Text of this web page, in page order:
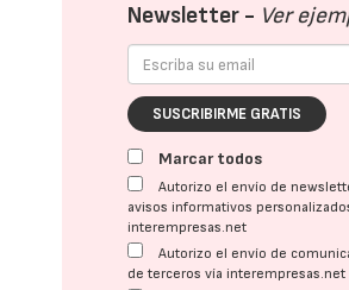
Newsletter - Ver
SUSCRIBIRME GRATIS
Marcar todos
Autorizo el envío de
avisos informativos
interempresas.net
Autorizo el envío de
de terceros vía interempresas.net